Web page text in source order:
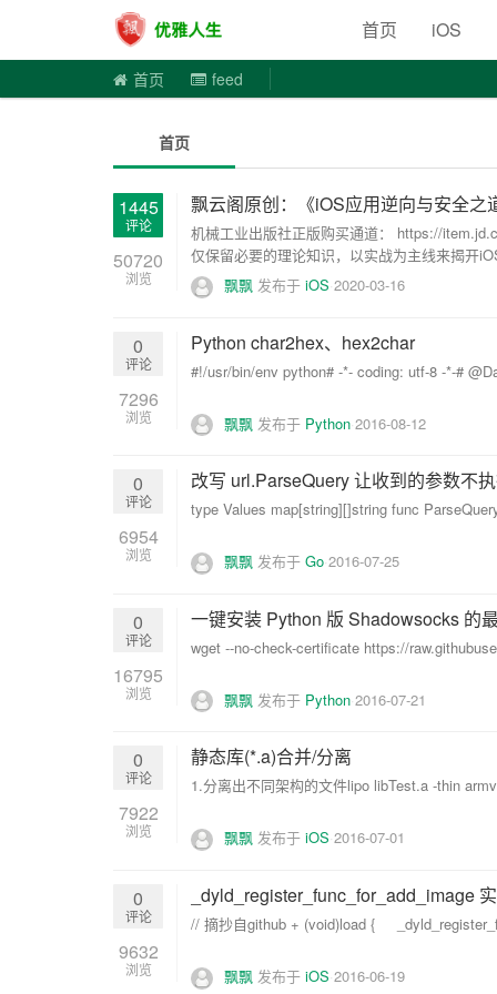
优雅人
首页 iOS
首页 feed
首页
1445
评论
50720
浏览
飘云阁原创：《iOS应用逆向与安全之
机械工业出版社正版购买通道： https://
仅保留必要的理论知识，以实战为主线来揭开
飘飘 发布于 iOS 2020-03-16
0
评论
7296
浏览
Python char2hex、hex2char
#!/usr/bin/env python# -*- coding: utf-8 -*-#
飘飘 发布于 Python 2016-08-12
0
评论
6954
浏览
改写 url.ParseQuery 让收到的参数不
type Values map[string][]string func
飘飘 发布于 Go 2016-07-25
0
评论
16795
浏览
一键安装 Python 版 Shadowsocks 的
wget --no-check-certificate https://
飘飘 发布于 Python 2016-07-21
0
评论
7922
浏览
静态库(*.a)合并/分离
1.分离出不同架构的文件lipo libTest.a -thin
飘飘 发布于 iOS 2016-07-01
0
评论
9632
浏览
_dyld_register_func_for_add_image
// 摘抄自github + (void)load {
飘飘 发布于 iOS 2016-06-19